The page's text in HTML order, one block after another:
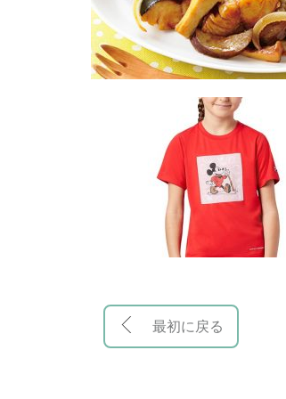
最初に戻る